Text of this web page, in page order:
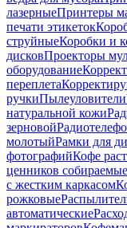
лазерныеПринтеры
печати этикеток
струйныеКоробки и
дисковПроекторы
оборудование
переплета
ручкиПылеуловители
натуральной кожи
зерновой
молотыйРамки для
фотографийКофе
ценников
с жестким каркасом
рожковые
автоматические